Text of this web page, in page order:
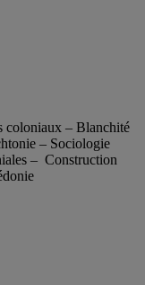
coloniaux – Blanchité
– Sociologie
– Construction